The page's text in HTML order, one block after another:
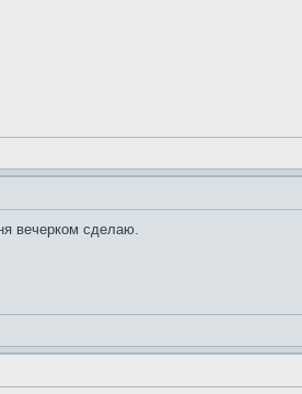
вечерком сделаю.